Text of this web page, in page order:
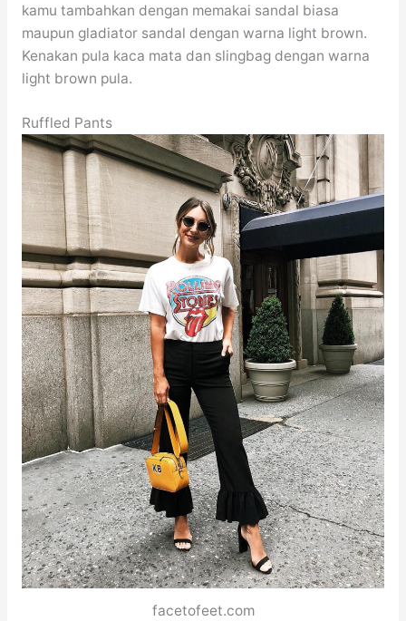
kamu tambahkan dengan memakai sandal biasa
maupun gladiator sandal dengan warna light brown.
Kenakan pula kaca mata dan slingbag dengan warna
light brown pula.
Ruffled Pants
facetofeet.com